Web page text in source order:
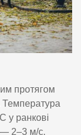
протягом
Температура
у ранкові
— 2–3 м/с.